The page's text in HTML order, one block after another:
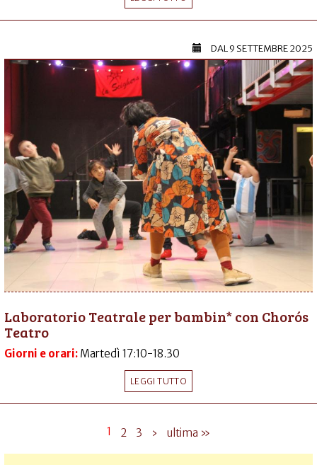
DAL9 SETTEMBRE 2025
Laboratorio Teatrale per bambin* con Chorós
Teatro
Giorni e orari: Martedì 17:10-18.30
LEGGI TUTTO
1 2 3 › ultima »